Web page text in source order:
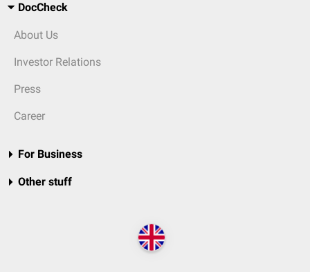
DocCheck
About Us
Investor Relations
Press
Career
For Business
Other stuff